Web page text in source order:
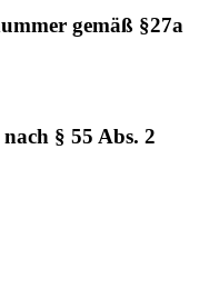
gemäß §27a
§ 55 Abs. 2